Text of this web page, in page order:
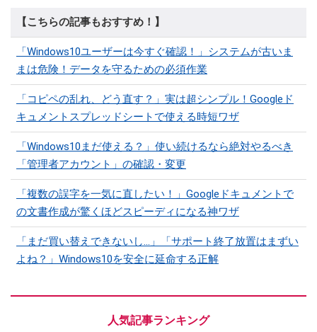
【こちらの記事もおすすめ！】
「Windows10ユーザーは今すぐ確認！」システムが古いま
まは危険！データを守るための必須作業
「コピペの乱れ、どう直す？」実は超シンプル！Googleド
キュメントスプレッドシートで使える時短ワザ
「Windows10まだ使える？」使い続けるなら絶対やるべき
「管理者アカウント」の確認・変更
「複数の誤字を一気に直したい！」Googleドキュメントで
の文書作成が驚くほどスピーディになる神ワザ
「まだ買い替えできないし…」「サポート終了放置はまずい
よね？」Windows10を安全に延命する正解